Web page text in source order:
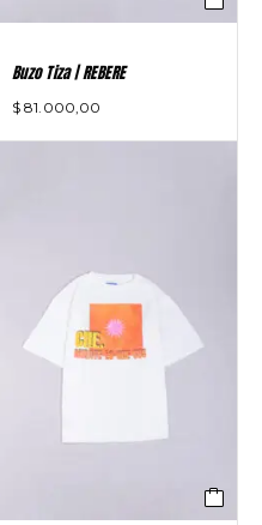
Buzo Tiza | REBERE
$ 81.000,00